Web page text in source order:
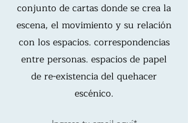
conjunto de cartas donde se crea la
escena, el movimiento y su relación
con los espacios. correspondencias
entre personas. espacios de papel
de re-existencia del quehacer
escénico.